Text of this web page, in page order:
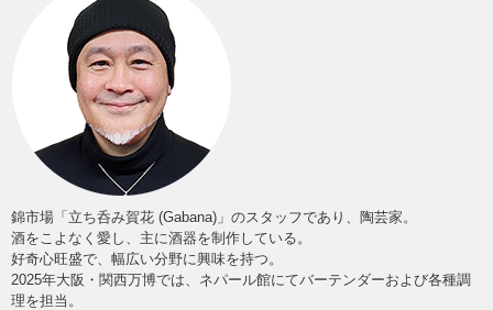
錦市場「立ち呑み賀花 (Gabana)」のスタッフであり、陶芸家。
酒をこよなく愛し、主に酒器を制作している。
好奇心旺盛で、幅広い分野に興味を持つ。
2025年大阪・関西万博では、ネパール館にてバーテンダーおよび各種調
理を担当。